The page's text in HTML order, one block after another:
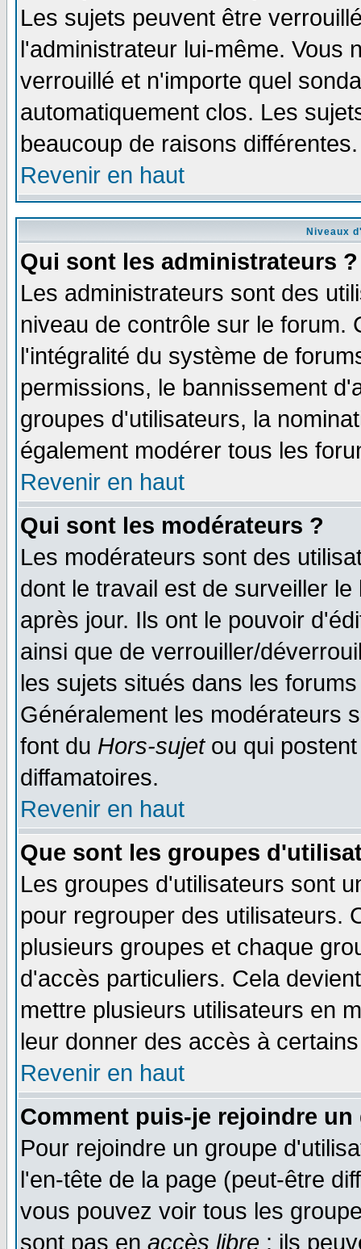
Les sujets peuvent être
l'administrateur lui-même. Vous
verrouillé et n'importe quel
automatiquement clos. Les
beaucoup de raisons différentes.
Revenir en haut
Niveaux
Qui sont les administrateurs ?
Les administrateurs sont des
niveau de contrôle sur le forum.
l'intégralité du système de
permissions, le bannissement
groupes d'utilisateurs, la
également modérer tous les
Revenir en haut
Qui sont les modérateurs ?
Les modérateurs sont des
dont le travail est de surveiller
après jour. Ils ont le pouvoir
ainsi que de verrouiller/
les sujets situés dans les
Généralement les modérateurs
font du Hors-sujetou qui
diffamatoires.
Revenir en haut
Que sont les groupes
Les groupes d'utilisateurs sont
pour regrouper des utilisateurs.
plusieurs groupes et chaque
d'accès particuliers. Cela
mettre plusieurs utilisateurs en
leur donner des accès à
Revenir en haut
Comment puis-je rejoindre
Pour rejoindre un groupe
l'en-tête de la page (peut-être
vous pouvez voir tous les
sont pas en accès libre : ils